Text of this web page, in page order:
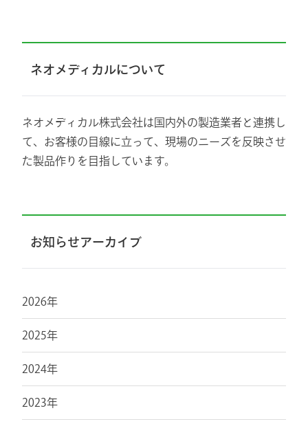
ネオメディカルについて
ネオメディカル株式会社は国内外の製造業者と連携し
て、お客様の目線に立って、現場のニーズを反映させ
た製品作りを目指しています。
お知らせアーカイブ
2026年
2025年
2024年
2023年